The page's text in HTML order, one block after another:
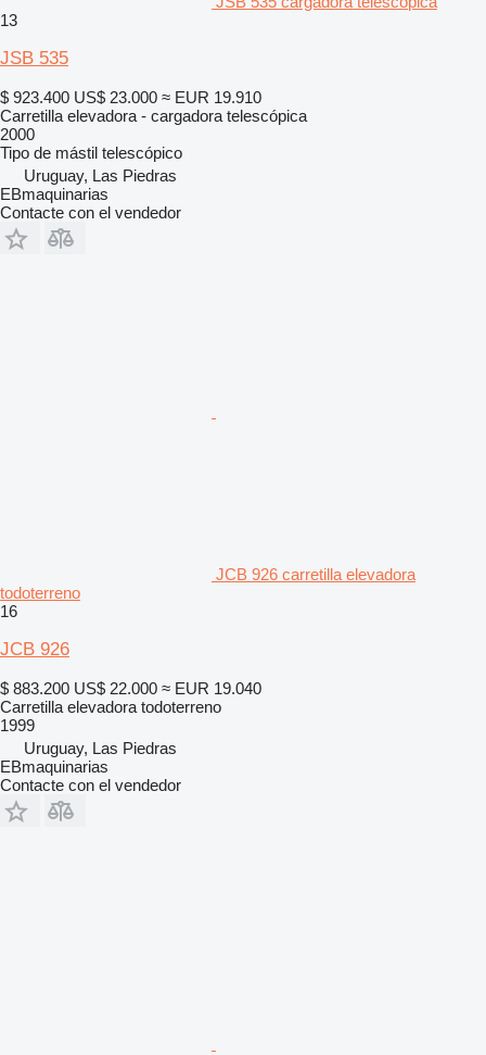
13
JSB 535
$ 923.400 US$ 23.000 ≈ EUR 19.910
Carretilla elevadora - cargadora telescópica
2000
Tipo de mástil telescópico
Uruguay, Las Piedras
EBmaquinarias
Contacte con el vendedor
JCB 926 carretilla elevadora
todoterreno
16
JCB 926
$ 883.200 US$ 22.000 ≈ EUR 19.040
Carretilla elevadora todoterreno
1999
Uruguay, Las Piedras
EBmaquinarias
Contacte con el vendedor